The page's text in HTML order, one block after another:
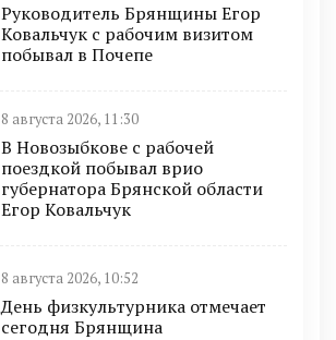
Руководитель Брянщины Егор
Ковальчук с рабочим визитом
побывал в Почепе
8 августа 2026, 11:30
В Новозыбкове с рабочей
поездкой побывал врио
губернатора Брянской области
Егор Ковальчук
8 августа 2026, 10:52
День физкультурника отмечает
сегодня Брянщина